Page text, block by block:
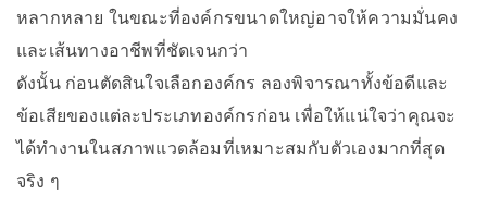
หลากหลาย ในขณะที่องค์กรขนาดใหญ่อาจให้ความมั่นคง
และเส้นทางอาชีพที่ชัดเจนกว่า
ดังนั้น ก่อนตัดสินใจเลือกองค์กร ลองพิจารณาทั้งข้อดีและ
ข้อเสียของแต่ละประเภทองค์กรก่อน เพื่อให้แน่ใจว่าคุณจะ
ได้ทำงานในสภาพแวดล้อมที่เหมาะสมกับตัวเองมากที่สุด
จริง ๆ